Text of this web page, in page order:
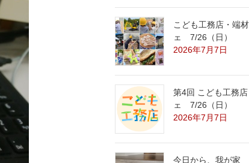
こども工務店・端
ェ 7/26（日）
2026年7月7日
第4回 こども工務
ェ 7/26（日）
2026年7月7日
今日から、我が家